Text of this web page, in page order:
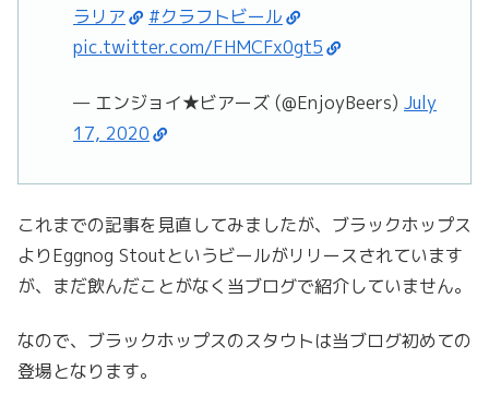
ラリア
#クラフトビール
pic.twitter.com/FHMCFx0gt5
— エンジョイ★ビアーズ (@EnjoyBeers) July
17, 2020
これまでの記事を見直してみましたが、ブラックホップス
よりEggnog Stoutというビールがリリースされています
が、まだ飲んだことがなく当ブログで紹介していません。
なので、ブラックホップスのスタウトは当ブログ初めての
登場となります。